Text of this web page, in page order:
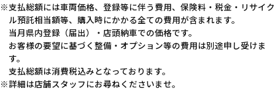
支払総額には車両価格、登録等に伴う費用、保険料・税金・リサイク
ル預託相当額等、購入時にかかる全ての費用が含まれます。
当月県内登録（届出）・店頭納車での価格です。
お客様の要望に基づく整備・オプション等の費用は別途申し受けま
す。
支払総額は消費税込みとなっております。
詳細は店舗スタッフにお尋ねくださいませ。